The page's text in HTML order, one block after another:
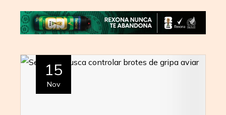
15
Nov